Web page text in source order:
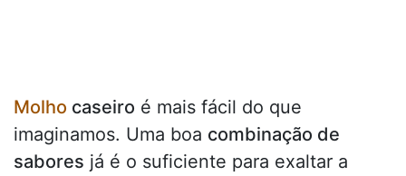
Molho caseiro é mais fácil do que
imaginamos. Uma boa combinação de
sabores já é o suficiente para exaltar a